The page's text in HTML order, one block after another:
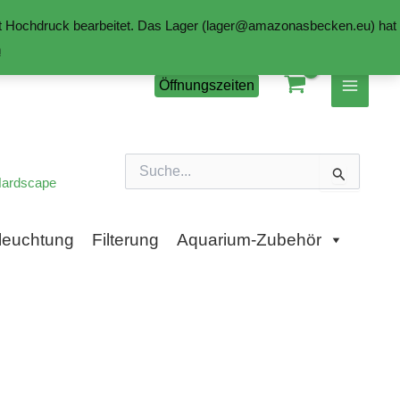
bearbeitet. Das Lager (lager@amazonasbecken.eu) hat
Öffnungszeiten
nach:
Filterung
Aquarium-Zubehör